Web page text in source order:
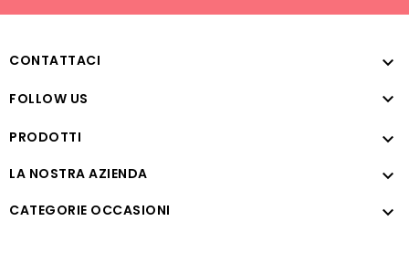
CONTATTACI 
FOLLOW US 
PRODOTTI 
LA NOSTRA AZIENDA 
CATEGORIE OCCASIONI 